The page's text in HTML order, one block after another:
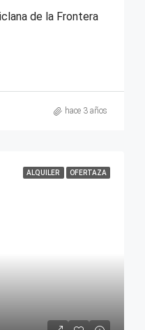
de la Frontera
hace 3 años
ALQUILER OFERTAZA